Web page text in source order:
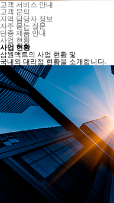
고객 서비스 안내
고객 문의
지역 담당자 정보
자주 묻는 질문
단종 제품 안내
사업 현황
사업 현황
삼원액트의 사업 현황 및
국내외 대리점 현황을 소개합니다.